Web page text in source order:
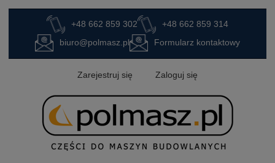
+48 662 859 302
+48 662 859 314
biuro@polmasz.pl
Formularz kontaktowy
Zarejestruj się Zaloguj się